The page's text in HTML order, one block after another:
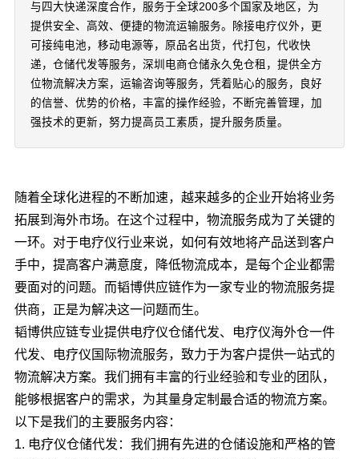
与四大快递深度合作，服务于全球200多个国家及地区，为
提供安全、高效、便捷的物流运输服务。除接电疗仪外，更
可接纯电池，移动电源等，原品名出货，代打包，代收快
递，仓储代发等服务，深圳电商仓储永久免仓租，提供全方
位物流解决方案，运输咨询等服务，凭着贴心的服务，良好
的信誉、优势的价格，丰富的操作经验，不断完善管理，加
强技术的更新，努力提高员工素质，提升服务质量。
随着全球化进程的不断加速，越来越多的企业开始将业务
拓展到海外市场。在这个过程中，物流服务成为了关键的
一环。对于电疗仪行业来说，如何有效地将产品送到客户
手中，提高客户满意度，降低物流成本，是每个企业都需
要面对的问题。而韬博供应链作为一家专业的物流服务提
供商，正是为解决这一问题而生。
韬博供应链专业提供电疗仪仓储代发、电疗仪海外仓一件
代发、电疗仪国际物流服务，致力于为客户提供一站式的
物流解决方案。我们拥有丰富的行业经验和专业的团队，
能够根据客户的需求，为其量身定制最合适的物流方案。
以下是我们的主要服务内容：
1. 电疗仪仓储代发：我们拥有先进的仓储设施和严格的管